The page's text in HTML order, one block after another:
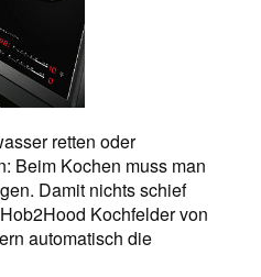
retten oder
Beim Kochen muss man
Damit nichts schief
Kochfelder von
automatisch die